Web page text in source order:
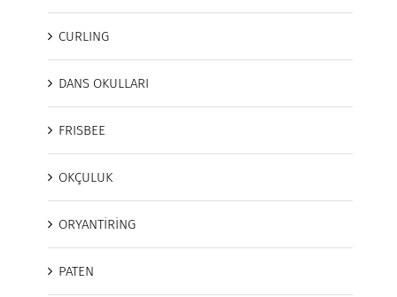
CURLING
DANS OKULLARI
FRISBEE
OKÇULUK
ORYANTİRİNG
PATEN